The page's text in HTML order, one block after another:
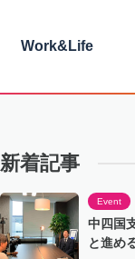
Work&Life
新着記事
Event
中四国
と進め